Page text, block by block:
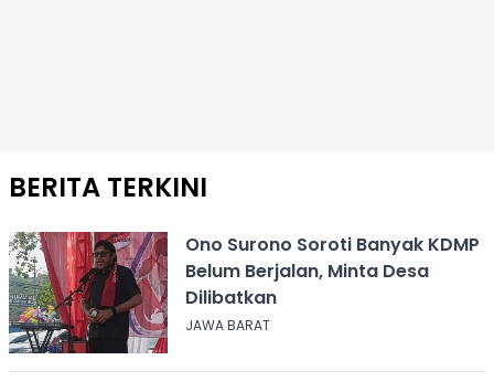
BERITA TERKINI
Ono Surono Soroti Banyak KDMP
Belum Berjalan, Minta Desa
Dilibatkan
JAWA BARAT